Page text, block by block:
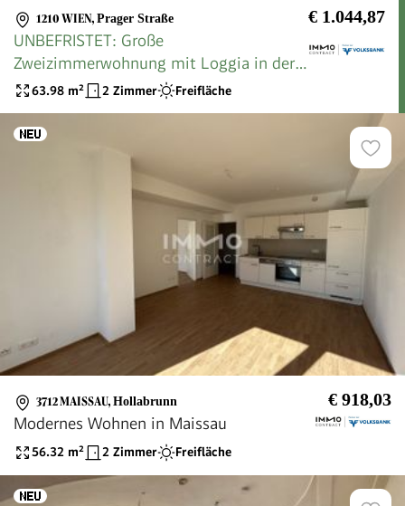
1210 WIEN, Prager Straße € 1.044,87
UNBEFRISTET: Große
Zweizimmerwohnung mit Loggia in der
Hopfengasse 4 Stiege 2 Top 5!
63.98 m² 2 Zimmer Freifläche
3712 MAISSAU, Hollabrunn € 918,03
Modernes Wohnen in Maissau
56.32 m² 2 Zimmer Freifläche